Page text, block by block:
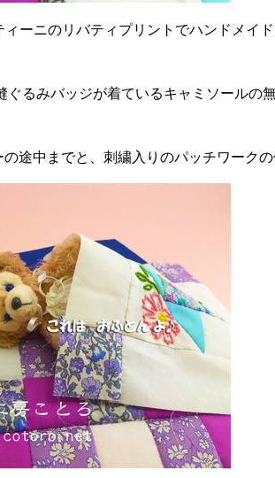
ィーニのリバティプリントでハンドメイ
るみバッジが着ているキャミソールの
途中までと、刺繍入りのパッチワーク